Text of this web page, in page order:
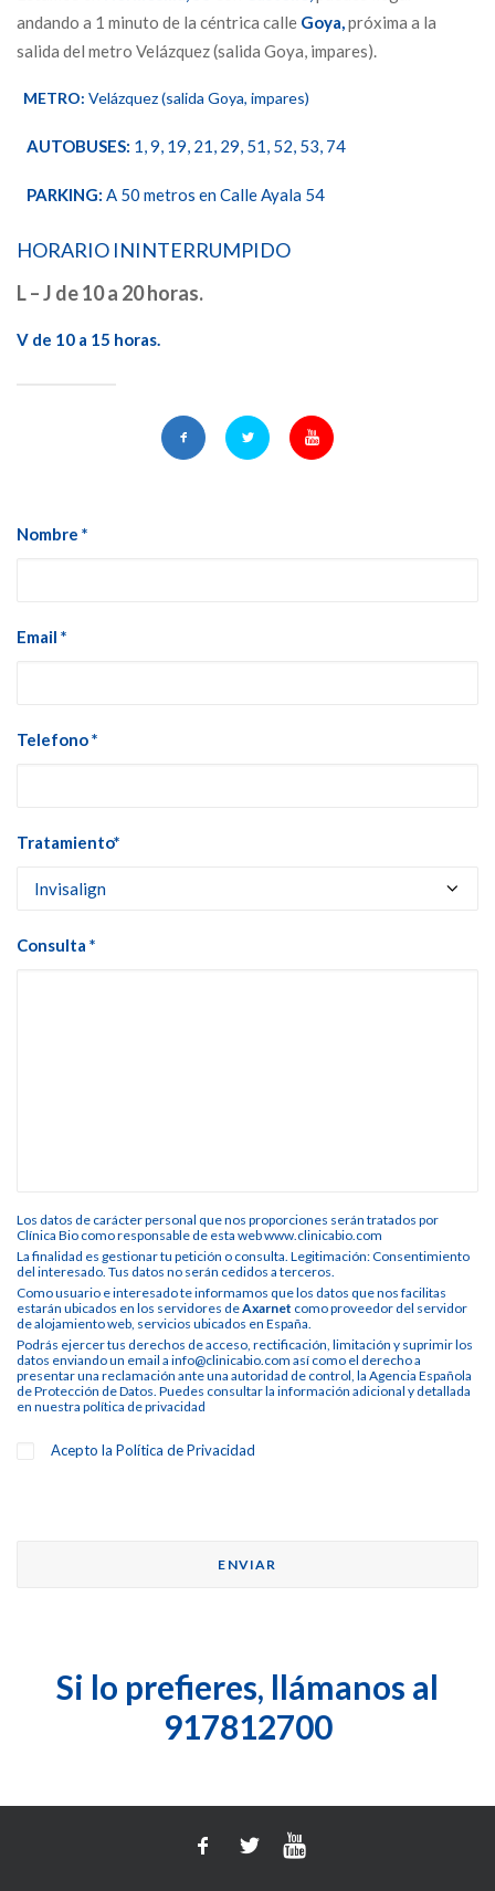
andando a 1 minuto de la céntrica calle Goya,próxima a la
salida del metro Velázquez (salida Goya, impares).
METRO: Velázquez (salida Goya, impares)
AUTOBUSES: 1, 9, 19, 21, 29, 51, 52, 53, 74
PARKING: A 50 metros en Calle Ayala 54
HORARIO ININTERRUMPIDO
L – J de 10 a 20 horas.
V de 10 a 15 horas.
Nombre *
Email *
Telefono *
Tratamiento*
Consulta *
Los datos de carácter personal que nos proporciones serán tratados por
Clínica Bio como responsable de esta web www.clinicabio.com
La finalidad es gestionar tu petición o consulta. Legitimación: Consentimiento
del interesado. Tus datos no serán cedidos a terceros.
Como usuario e interesado te informamos que los datos que nos facilitas
estarán ubicados en los servidores deAxarnet como proveedor del servidor
de alojamiento web, servicios ubicados en España.
Podrás ejercer tus derechos de acceso, rectificación, limitación y suprimir los
datos enviando un email a info@clinicabio.com así como el derecho a
presentar una reclamación ante una autoridad de control, la Agencia Española
de Protección de Datos. Puedes consultar la información adicional y detallada
en nuestra política de privacidad
Acepto laPolítica de Privacidad
Si lo prefieres, llámanos al
917812700